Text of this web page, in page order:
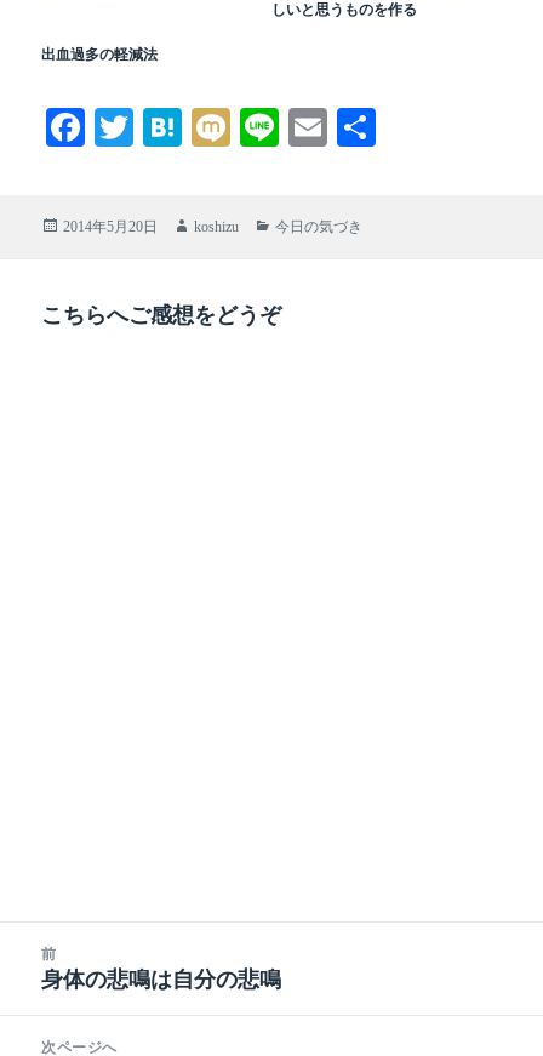
しいと思うものを作る
出血過多の軽減法
Fa
ok
T
r
H
a
M
Li
E
投
2014年5月20日
作
koshizu
カ
ー
今日の気づき
こちらへご感想をどうぞ
前
前
投
身体の悲鳴は自分の悲鳴
次ページへ